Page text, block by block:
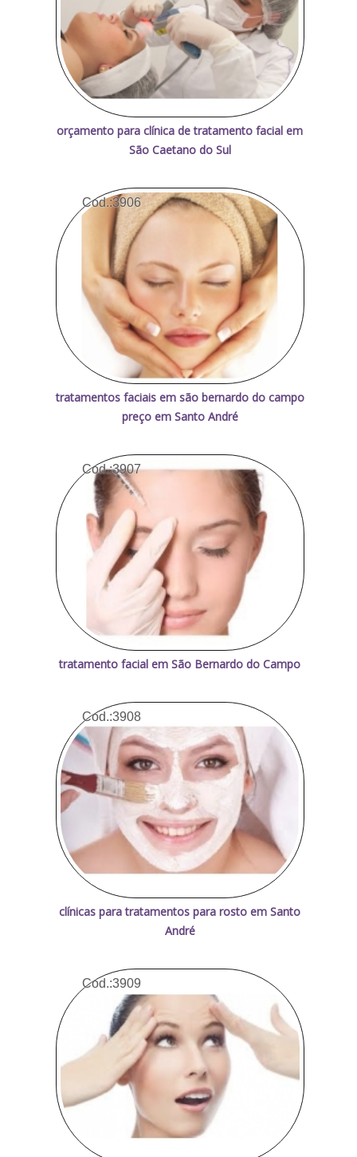
orçamento para clínica de tratamento facial em
São Caetano do Sul
Cod.:3906
tratamentos faciais em são bernardo do campo
preço em Santo André
Cod.:3907
tratamento facial em São Bernardo do Campo
Cod.:3908
clínicas para tratamentos para rosto em Santo
André
Cod.:3909